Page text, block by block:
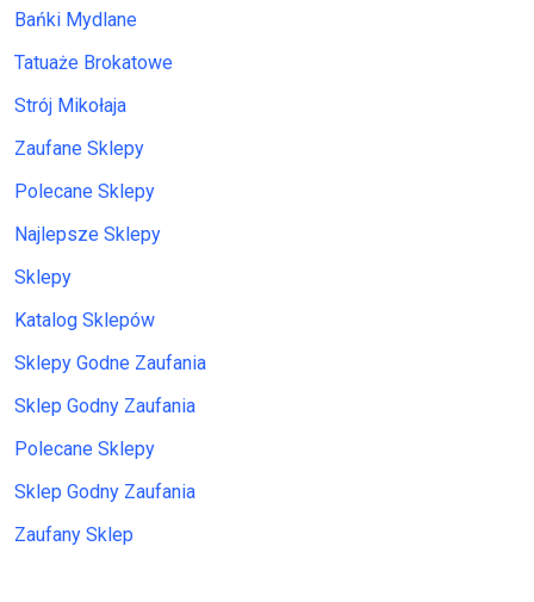
Bańki Mydlane
Tatuaże Brokatowe
Strój Mikołaja
Zaufane Sklepy
Polecane Sklepy
Najlepsze Sklepy
Sklepy
Katalog Sklepów
Sklepy Godne Zaufania
Sklep Godny Zaufania
Polecane Sklepy
Sklep Godny Zaufania
Zaufany Sklep